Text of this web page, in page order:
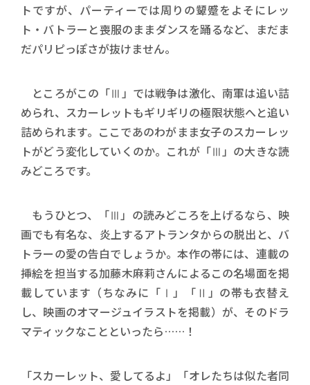
トですが、パーティーでは周りの顰蹙をよそにレッ
ト・バトラーと喪服のままダンスを踊るなど、まだま
だパリピっぽさが抜けません。
ところがこの「Ⅲ」では戦争は激化、南軍は追い詰
められ、スカーレットもギリギリの極限状態へと追い
詰められます。ここであのわがまま女子のスカーレッ
トがどう変化していくのか。これが「Ⅲ」の大きな読
みどころです。
もうひとつ、「Ⅲ」の読みどころを上げるなら、映
画でも有名な、炎上するアトランタからの脱出と、バ
トラーの愛の告白でしょうか。本作の帯には、連載の
挿絵を担当する加藤木麻莉さんによるこの名場面を掲
載しています（ちなみに「Ⅰ」「Ⅱ」の帯も衣替え
し、映画のオマージュイラストを掲載）が、そのドラ
マティックなことといったら……！
「スカーレット、愛してるよ」「オレたちは似た者同